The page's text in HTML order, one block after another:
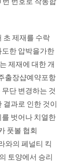
번 번호로 ​​작동합
초 제재를 수락
도한 압박을가한
제재에 대한 개
출장샵예약포항
무단 변경하는 것
과로 인한 것이
벗어나 치열한
풋볼 협회
와의 페널티 킥
토양에서 승리